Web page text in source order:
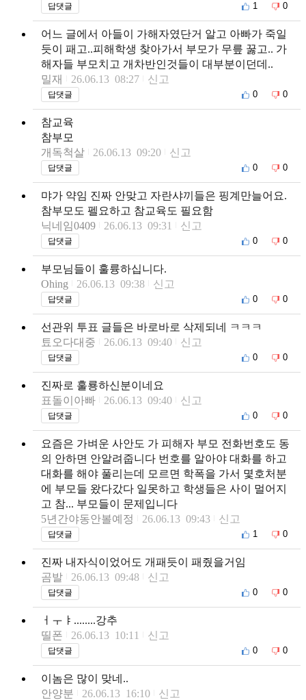
답댓글 1 0
어느 글에서 아들이 가해자였단거 알고 아빠가 죽일
듯이 패고..피해학생 찾아가서 부모가 무릎 꿇고.. 가
해자들 부모치고 개차반인것들이 대부분이던데..
밀재
26.06.13 08:27 신고
답댓글 0 0
참교육
참부모
개독척살
26.06.13 09:20 신고
답댓글 0 0
먀가 약임 진짜 안맞고 자란샤끼들은 핑계만늘어요.
참부모도 펠요하고 참교육도 필요함
닉네임0409
26.06.13 09:31 신고
답댓글 0 0
부모님들이 훌륭하십니다.
Ohing
26.06.13 09:38 신고
답댓글 0 0
선관위 투표 글들은 바로바로 삭제되네 ㅋㅋㅋ
툐오다대중
26.06.13 09:40 신고
답댓글 0 0
진짜로 훌룡하신분이네요
표돌이아빠
26.06.13 09:40 신고
답댓글 0 0
요즘은 가벼운 사안도 가 피해자 부모 전화번호도 동
의 안하면 안알려줍니다 번호를 알아야 대화를 하고
대화를 해야 풀리는데 모르면 학폭을 가서 몇호처분
에 부모들 왔다갔다 일못하고 학생들은 사이 멀어지
고 참... 부모들이 문제입니다
5년간야동안볼예정
26.06.13 09:43 신고
답댓글 1 0
진짜 내자식이었어도 개패듯이 패줬을거임
곰발
26.06.13 09:48 신고
답댓글 0 0
ㅓㅜㅑ........강추
띨폰
26.06.13 10:11 신고
답댓글 0 0
이놈은 많이 맞네..
안양분
26.06.13 16:10 신고